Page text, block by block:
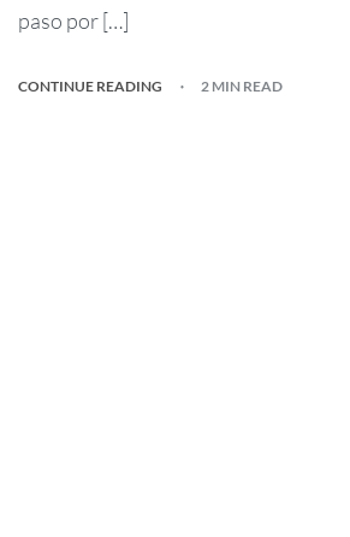
paso por […]
CONTINUE READING 2 MIN READ